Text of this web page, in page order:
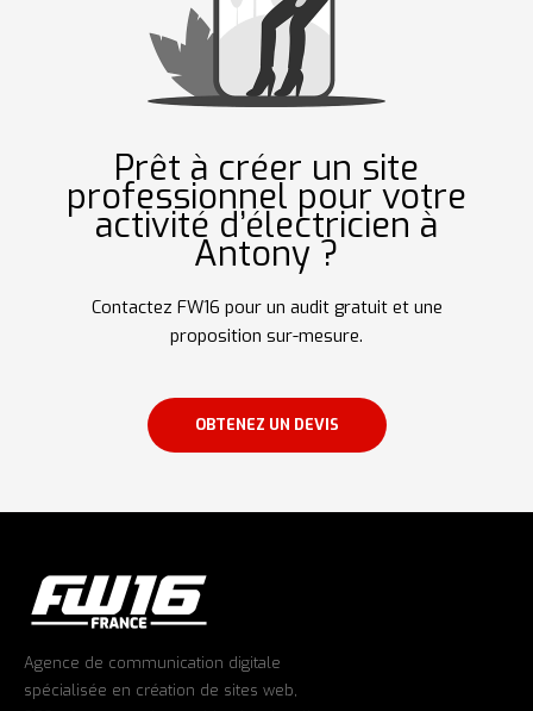
Prêt à créer un site
professionnel pour votre
activité d’électricien à
Antony ?
Contactez FW16 pour un audit gratuit et une
proposition sur-mesure.
OBTENEZ UN DEVIS
Agence de communication digitale
spécialisée en création de sites web,